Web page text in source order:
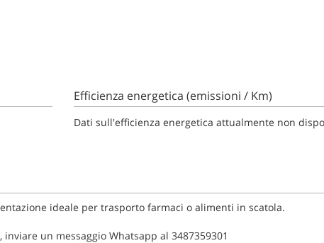
Efficienza energetica (emissioni / Km)
Dati sull'efficienza energetica attualmente non
ideale per trasporto farmaci o alimenti in scatola.
un messaggio Whatsapp al 3487359301